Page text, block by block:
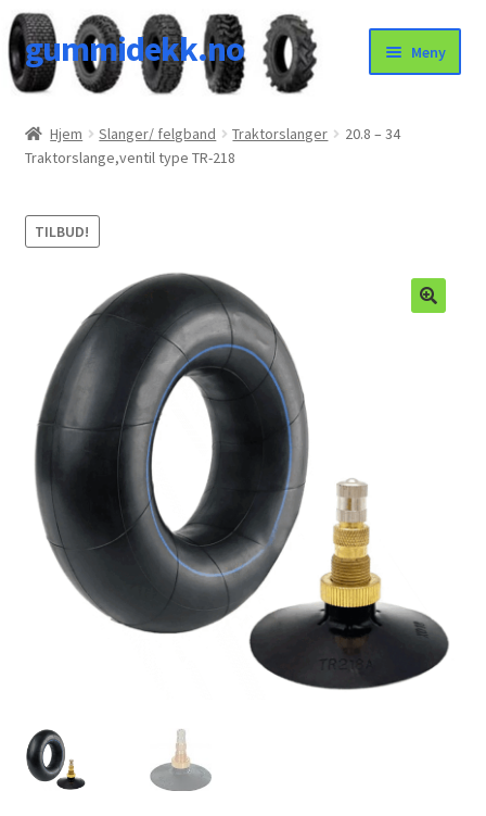
Hopp
til
navigasjon
Hopp
til
innhold
gummidekk.no Meny
Hjem Slanger/ felgband Traktorslanger
20.8 – 34
Traktorslange,ventil type TR-218
TILBUD!